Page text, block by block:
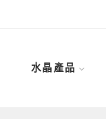
水晶產品